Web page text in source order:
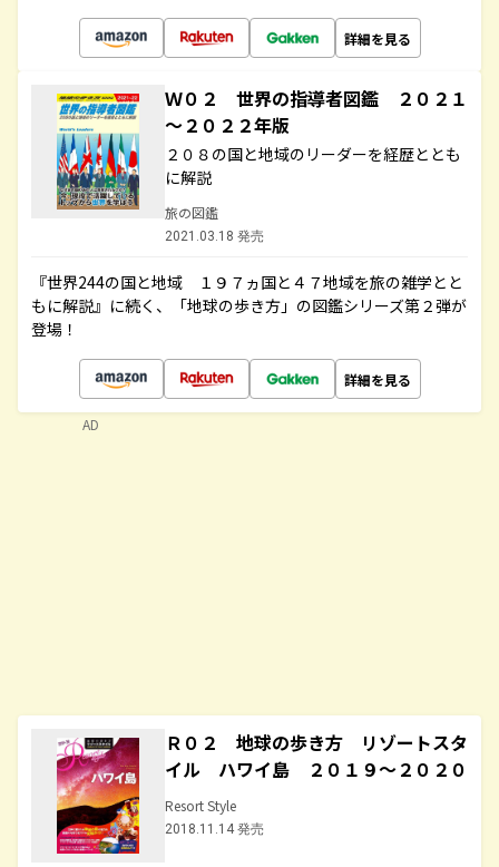
詳細を見る
Ｗ０２ 世界の指導者図鑑 ２０２１
～２０２２年版
２０８の国と地域のリーダーを経歴ととも
に解説
旅の図鑑
2021.03.18 発売
『世界244の国と地域 １９７ヵ国と４７地域を旅の雑学とと
もに解説』に続く、「地球の歩き方」の図鑑シリーズ第２弾が
登場！
詳細を見る
Ｒ０２ 地球の歩き方 リゾートスタ
イル ハワイ島 ２０１９～２０２０
Resort Style
2018.11.14 発売
AD